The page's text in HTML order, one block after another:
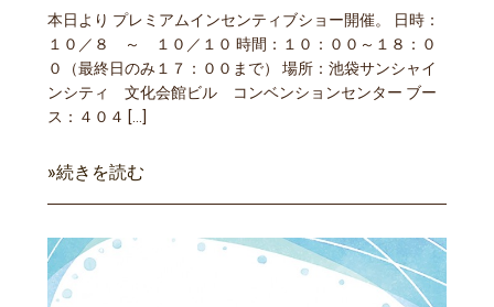
本日より プレミアムインセンティブショー開催。 日時：
１０／８ ～ １０／１０ 時間：１０：００～１８：０
０（最終日のみ１７：００まで） 場所：池袋サンシャイ
ンシティ 文化会館ビル コンベンションセンター ブー
ス：４０４ […]
»続きを読む